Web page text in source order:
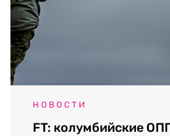
НОВОСТИ
FT: колумбийские